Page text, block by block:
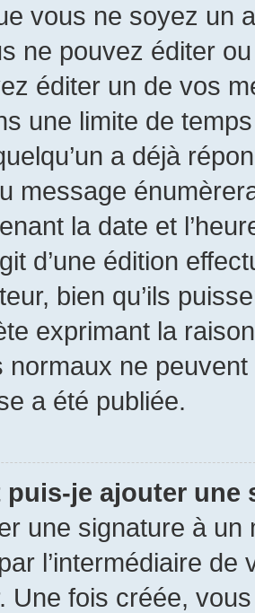
vous ne soyez un
ne pouvez éditer
éditer un de vos
une limite de
a déjà
message
la date et
d’une édition
bien qu’ils
exprimant la
normaux ne
a été publiée.
puis-je ajouter une
une signature à un
l’intermédiaire
Une fois créée,